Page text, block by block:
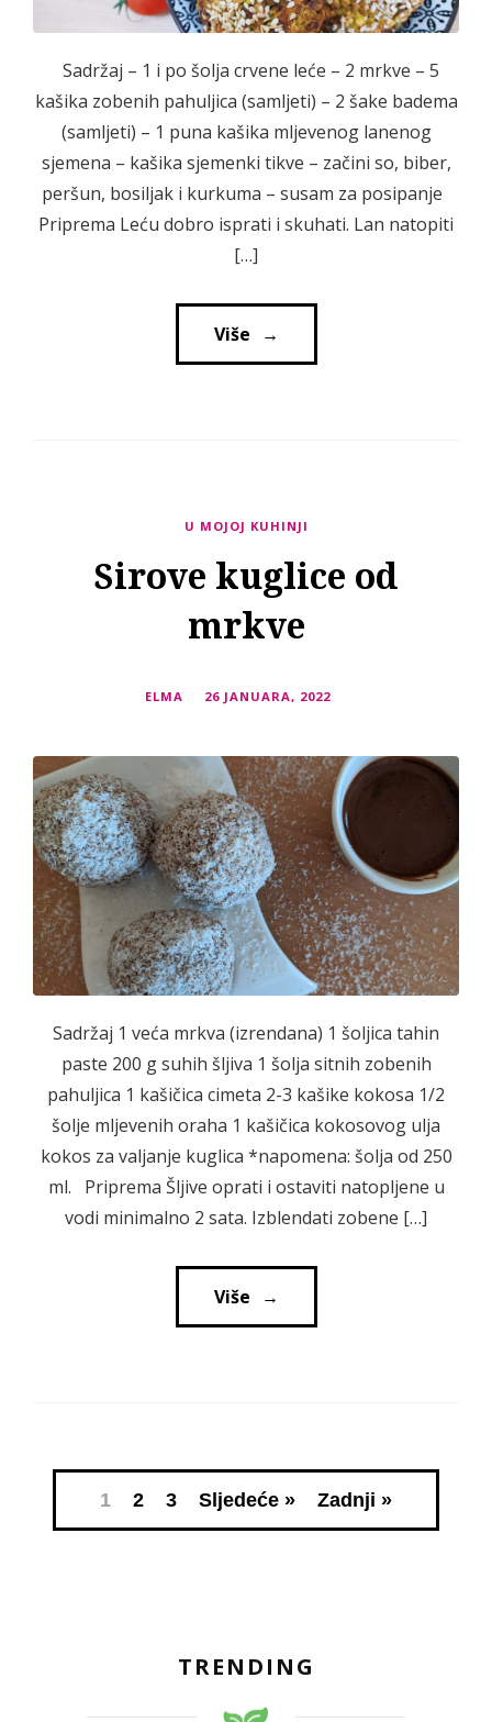
Sadržaj – 1 i po šolja crvene leće – 2 mrkve – 5
kašika zobenih pahuljica (samljeti) – 2 šake badema
(samljeti) – 1 puna kašika mljevenog lanenog
sjemena – kašika sjemenki tikve – začini so, biber,
peršun, bosiljak i kurkuma – susam za posipanje
Priprema Leću dobro isprati i skuhati. Lan natopiti
[…]
Više
→
U MOJOJ KUHINJI
Sirove kuglice od
mrkve
ELMA 26 JANUARA, 2022
Sadržaj 1 veća mrkva (izrendana) 1 šoljica tahin
paste 200 g suhih šljiva 1 šolja sitnih zobenih
pahuljica 1 kašičica cimeta 2-3 kašike kokosa 1/2
šolje mljevenih oraha 1 kašičica kokosovog ulja
kokos za valjanje kuglica *napomena: šolja od 250
ml. Priprema Šljive oprati i ostaviti natopljene u
vodi minimalno 2 sata. Izblendati zobene […]
Više
→
1 2 3 Sljedeće » Zadnji »
TRENDING